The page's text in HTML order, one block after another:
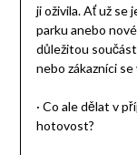
ji oživila. Ať už se
parku anebo
důležitou
nebo zákazníci
· Co ale dělat v
hotovost?